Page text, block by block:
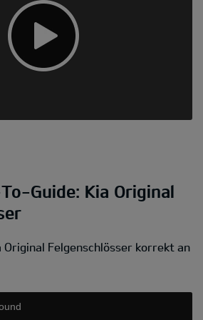
Guide: Kia Original
Original Felgenschlösser korrekt an